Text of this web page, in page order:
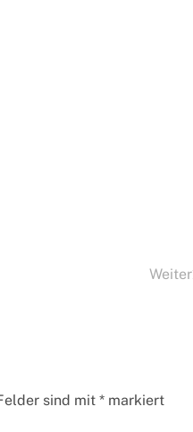
Weiter
sind mit * markiert